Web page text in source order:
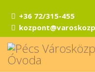
+36 72/315-455